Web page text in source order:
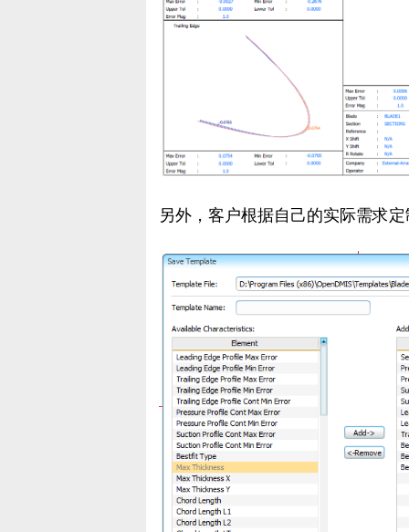
另外，客户根据自己的实际需求